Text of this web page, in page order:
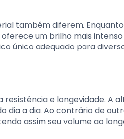
também diferem.
um brilho mais intenso
único adequado para
e longevidade. A
dia a dia. Ao contrário de
assim seu volume ao